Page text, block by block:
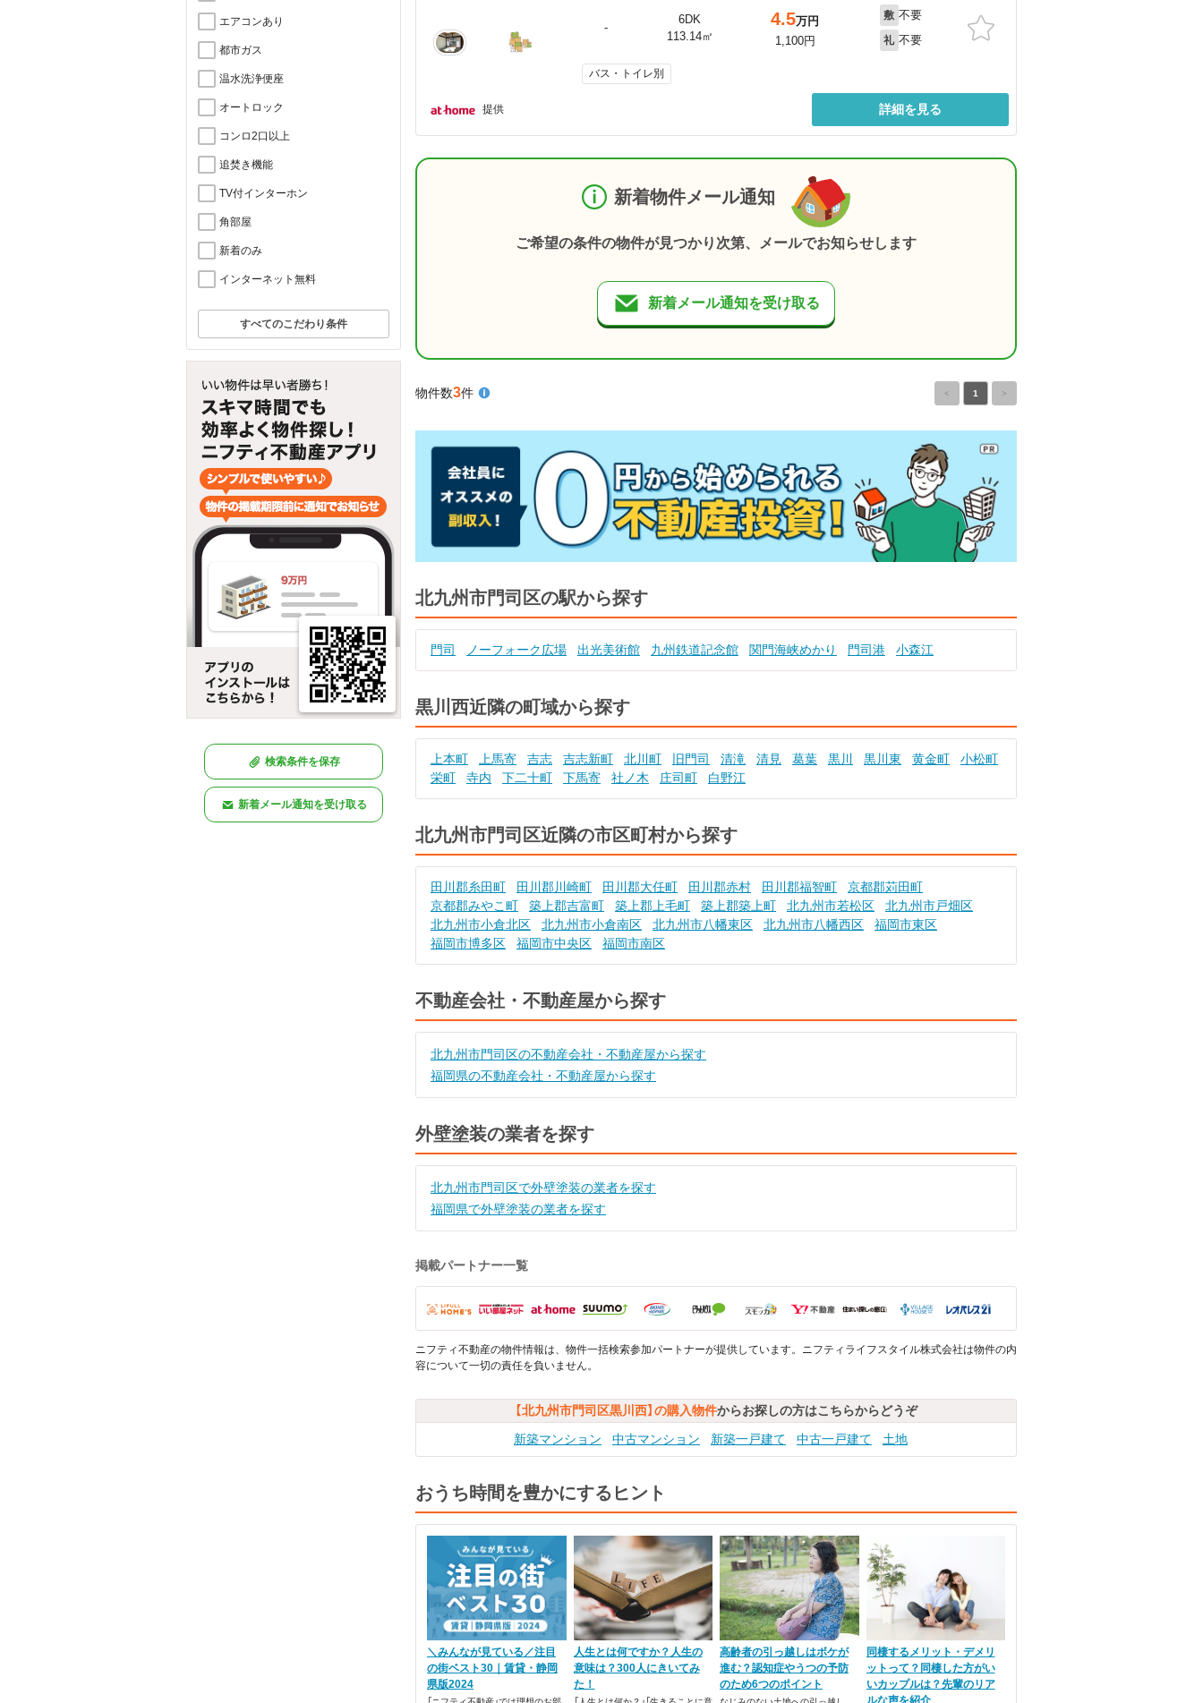
エアコンあり
都市ガス
温水洗浄便座
オートロック
コンロ2口以上
追焚き機能
TV付インターホン
角部屋
新着のみ
インターネット無料
すべてのこだわり条件
検索条件を保存
新着メール通知を受け取る
-
6DK
113.14㎡
4.5万円
1,100円
敷 不要
礼 不要
バス・トイレ別
提供 詳細を見る
新着物件メール通知
ご希望の条件の物件が見つかり次第、メールでお知らせします
新着メール通知を受け取る
物件数3件 < 1 >
北九州市門司区の駅から探す
門司 ノーフォーク広場 出光美術館 九州鉄道記念館 関門海峡めかり 門司港 小森江
黒川西近隣の町域から探す
上本町 上馬寄 吉志 吉志新町 北川町 旧門司 清滝 清見 葛葉 黒川 黒川東 黄金町
小松町
栄町
寺内 下二十町 下馬寄 社ノ木 庄司町 白野江
北九州市門司区近隣の市区町村から探す
田川郡糸田町 田川郡川崎町 田川郡大任町 田川郡赤村 田川郡福智町
京都郡苅田町
京都郡みやこ町
築上郡吉富町 築上郡上毛町 築上郡築上町 北九州市若松区
北九州市戸畑区
北九州市小倉北区
北九州市小倉南区 北九州市八幡東区 北九州市八幡西区
福岡市東区
福岡市博多区
福岡市中央区 福岡市南区
不動産会社・不動産屋から探す
北九州市門司区の不動産会社・不動産屋から探す
福岡県の不動産会社・不動産屋から探す
外壁塗装の業者を探す
北九州市門司区で外壁塗装の業者を探す
福岡県で外壁塗装の業者を探す
掲載パートナー一覧
ニフティ不動産の物件情報は、物件一括検索参加パートナーが提供しています。ニフティライフスタイル株式会社は物件の内
容について一切の責任を負いません。
【北九州市門司区黒川西】の購入物件からお探しの方はこちらからどうぞ
新築マンション
中古マンション 新築一戸建て 中古一戸建て 土地
おうち時間を豊かにするヒント
＼みんなが見ている／注目
の街ベスト30｜賃貸・静岡
県版2024
人生とは何ですか？人生の
意味は？300人にきいてみ
た！
高齢者の引っ越しはボケが
進む？認知症やうつの予防
のため6つのポイント
同棲するメリット・デメリ
ットって？同棲した方がい
いカップルは？先輩のリア
ルな声を紹介